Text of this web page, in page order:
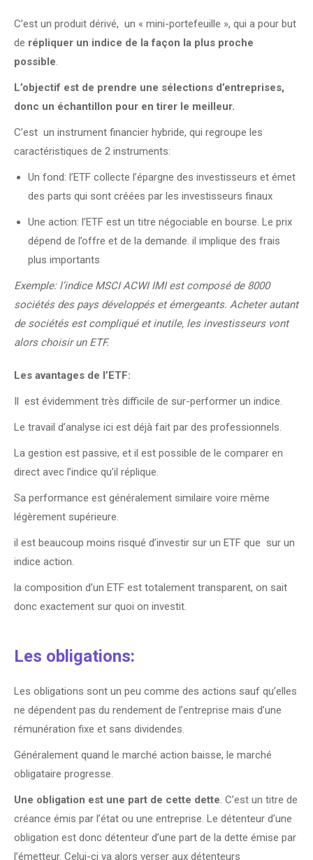
C’est un produit dérivé, un « mini-portefeuille », qui a pour but
de répliquer un indice de la façon la plus proche
possible.
L’objectif est de prendre une sélections d’entreprises,
donc un échantillon pour en tirer le meilleur.
C’est un instrument financier hybride, qui regroupe les
caractéristiques de 2 instruments:
Un fond: l’ETF collecte l’épargne des investisseurs et émet
des parts qui sont créées par les investisseurs finaux
Une action: l’ETF est un titre négociable en bourse. Le prix
dépend de l’offre et de la demande. il implique des frais
plus importants
Exemple: l’indice MSCI ACWI IMI est composé de 8000
sociétés des pays développés et émergeants. Acheter autant
de sociétés est compliqué et inutile, les investisseurs vont
alors choisir un ETF.
Les avantages de l’ETF:
Il est évidemment très difficile de sur-performer un indice.
Le travail d’analyse ici est déjà fait par des professionnels.
La gestion est passive, et il est possible de le comparer en
direct avec l’indice qu’il réplique.
Sa performance est généralement similaire voire même
légèrement supérieure.
il est beaucoup moins risqué d’investir sur un ETF que sur un
indice action.
la composition d’un ETF est totalement transparent, on sait
donc exactement sur quoi on investit.
Les obligations:
Les obligations sont un peu comme des actions sauf qu’elles
ne dépendent pas du rendement de l’entreprise mais d’une
rémunération fixe et sans dividendes.
Généralement quand le marché action baisse, le marché
obligataire progresse.
Une obligation est une part de cette dette. C’est un titre de
créance émis par l’état ou une entreprise. Le détenteur d’une
obligation est donc détenteur d’une part de la dette émise par
l’émetteur. Celui-ci va alors verser aux détenteurs